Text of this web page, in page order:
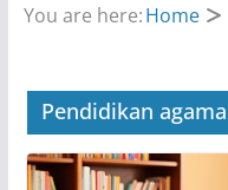
You are here:Home
Pendidikan agama